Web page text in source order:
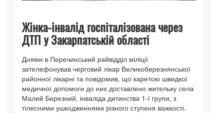
Жінка-інвалід госпіталізована через
ДТП у Закарпатській області
Днями в Перечинський райвідділ міліції
зателефонував черговий лікар Великоберезнянської
районної лікарні та повідомив, що каретою швидкої
медичної допомоги до них доставлено жительку села
Малий Березний, інваліда дитинства 1-ї групи, з
тілесними ушкодженнями різного ступеня важкості.